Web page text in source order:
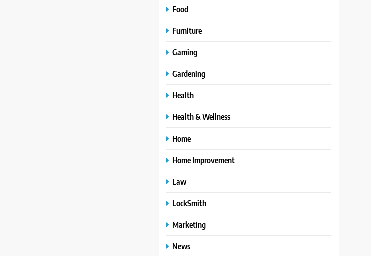
Food
Furniture
Gaming
Gardening
Health
Health & Wellness
Home
Home Improvement
Law
LockSmith
Marketing
News